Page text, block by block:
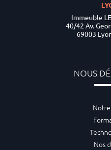
Immeuble
40/42 Av.
69003
NOUS
Nos